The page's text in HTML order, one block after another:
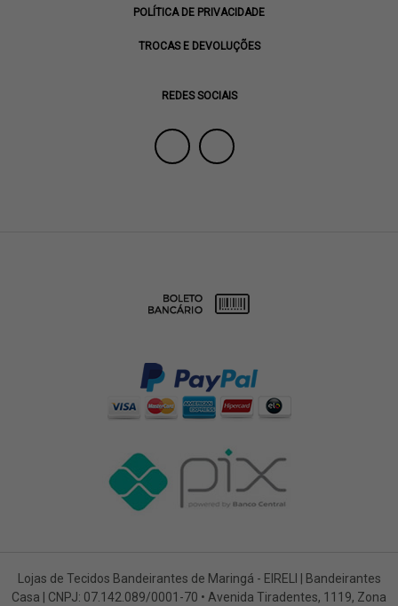
POLÍTICA DE PRIVACIDADE
TROCAS E DEVOLUÇÕES
REDES SOCIAIS
Lojas de Tecidos Bandeirantes de Maringá - EIRELI | Bandeirantes
Casa | CNPJ: 07.142.089/0001-70 • Avenida Tiradentes, 1119, Zona